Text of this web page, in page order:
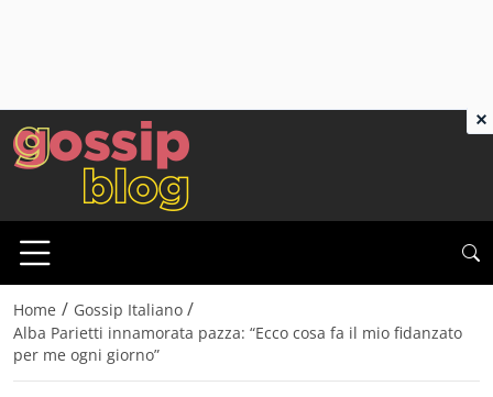
Home / Gossip Italiano /
Alba Parietti innamorata pazza: “Ecco cosa fa il mio fidanzato
per me ogni giorno”
×